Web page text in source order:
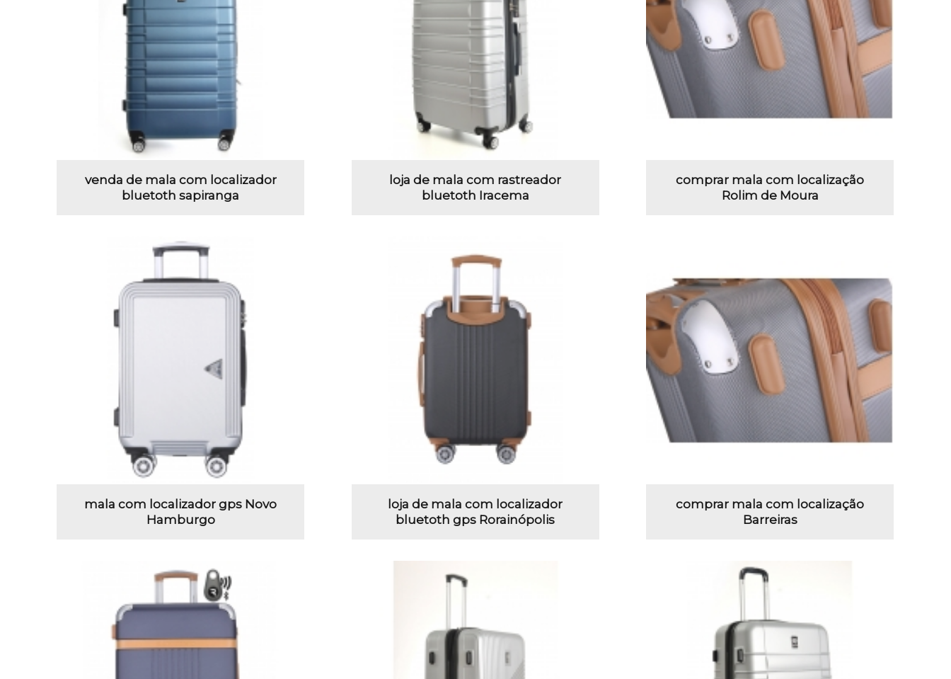
venda de mala com localizador
bluetoth sapiranga
loja de mala com rastreador
bluetoth Iracema
comprar mala com localização
Rolim de Moura
mala com localizador gps Novo
Hamburgo
loja de mala com localizador
bluetoth gps Rorainópolis
comprar mala com localização
Barreiras